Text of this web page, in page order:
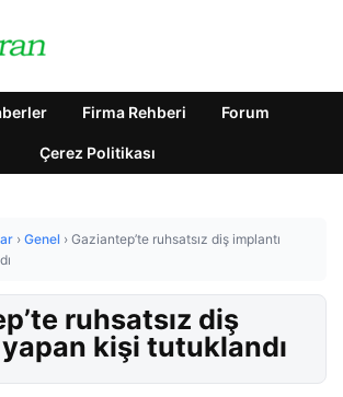
Firma Rehberi Forum
Çerez Politikası
› Genel › Gaziantep’te ruhsatsız diş implantı
ruhsatsız diş
kişi tutuklandı